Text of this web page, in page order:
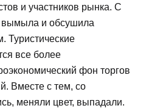
и участников рынка. С
вымыла и обсушила
Туристические
все более
фон торгов
Вместе с тем, со
меняли цвет, выпадали.